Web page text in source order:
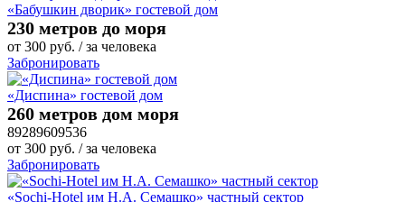
«Бабушкин дворик» гостевой дом
230 метров до моря
от 300 руб. / за человека
Забронировать
«Диспина» гостевой дом
260 метров дом моря
89289609536
от 300 руб. / за человека
Забронировать
«Sochi-Hotel им Н.А. Семашко» частный сектор